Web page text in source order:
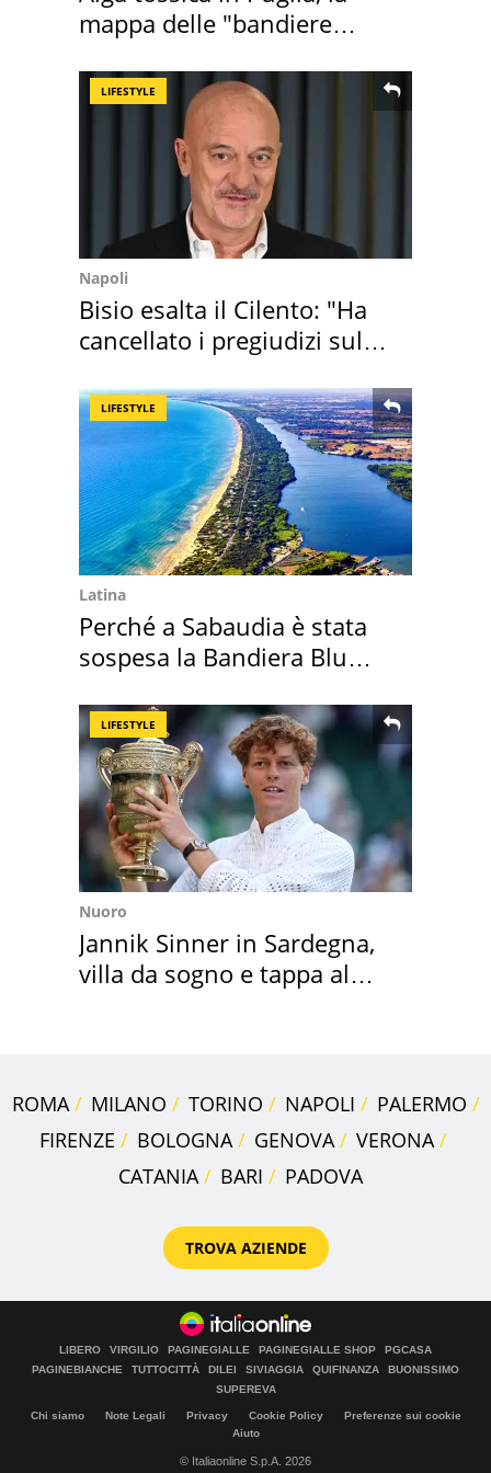
mappa delle "bandiere
LIFESTYLE
Napoli
Bisio esalta il Cilento: "Ha
cancellato i pregiudizi sul
LIFESTYLE
Latina
Perché a Sabaudia è stata
sospesa la Bandiera Blu
LIFESTYLE
Nuoro
Jannik Sinner in Sardegna,
villa da sogno e tappa al
ROMA MILANO TORINO NAPOLI
PALERMO
FIRENZE
BOLOGNA GENOVA
VERONA
CATANIA
BARI PADOVA
TROVA AZIENDE
LIBERO VIRGILIO PAGINEGIALLE PAGINEGIALLE SHOP
PGCASA
PAGINEBIANCHE
TUTTOCITTÀ DILEI SIVIAGGIA QUIFINANZA
BUONISSIMO
SUPEREVA
Chi siamo Note Legali Privacy Cookie Policy
Preferenze sui cookie
Aiuto
© Italiaonline S.p.A. 2026